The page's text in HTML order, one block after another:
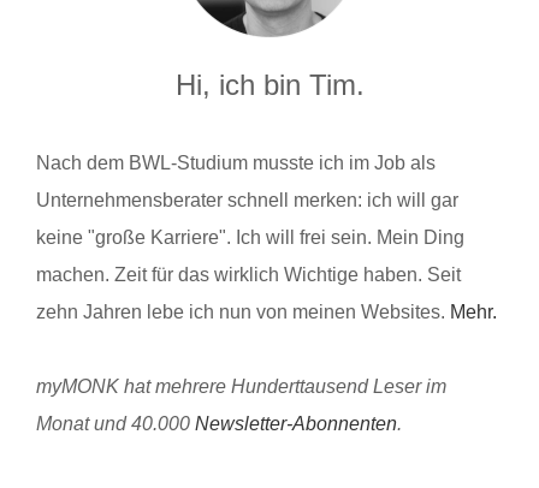
Hi, ich bin Tim.
Nach dem BWL-Studium musste ich im Job als
Unternehmensberater schnell merken: ich will gar
keine "große Karriere". Ich will frei sein. Mein Ding
machen. Zeit für das wirklich Wichtige haben. Seit
zehn Jahren lebe ich nun von meinen Websites. Mehr.
myMONK hat mehrere Hunderttausend Leser im
Monat und 40.000 Newsletter-Abonnenten.